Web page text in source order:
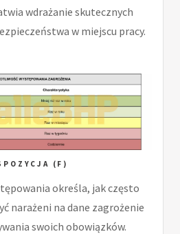
wdrażanie skutecznych
w miejscu pracy.
(F)
określa, jak często
narażeni na dane zagrożenie
swoich obowiązków.